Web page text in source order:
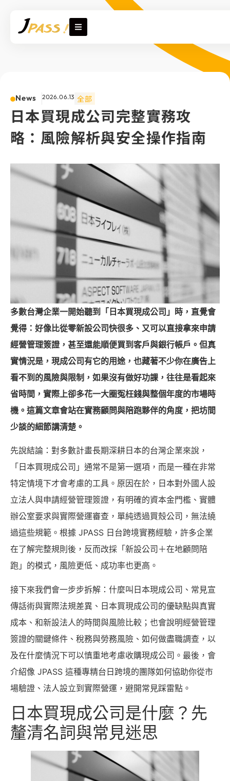
News 2026.06.13 全部
日本買現成公司完整實務攻
略：風險解析與安全操作指南
多數台灣企業一開始聽到「日本買現成公司」時，直覺會
覺得：好像比從零新設公司快很多、又可以直接拿來申請
經營管理簽證，甚至還能順便買到客戶與銀行帳戶。但真
實情況是，現成公司有它的用途，也藏著不少你在廣告上
看不到的風險與限制，如果沒有做好功課，往往是看起來
省時間，實際上卻多花一大圈冤枉錢與整個年度的市場時
機。這篇文章會站在實務顧問與陪跑夥伴的角度，把坊間
少談的細節講清楚。
先說結論：對多數計畫長期深耕日本的台灣企業來說，
「日本買現成公司」通常不是第一選項，而是一種在非常
特定情境下才會考慮的工具。原因在於，日本對外國人設
立法人與申請經營管理簽證，有明確的資本金門檻、實體
辦公室要求與實際營運審查，單純透過買殼公司，無法繞
過這些規範。根據 JPASS 日台跨境實務經驗，許多企業
在了解完整規則後，反而改採「新設公司＋在地顧問陪
跑」的模式，風險更低、成功率也更高。
接下來我們會一步步拆解：什麼叫日本現成公司、常見宣
傳話術與實際法規差異、日本買現成公司的優缺點與真實
成本、和新設法人的時間與風險比較；也會說明經營管理
簽證的關鍵條件、稅務與勞務風險、如何做盡職調查，以
及在什麼情況下可以慎重地考慮收購現成公司。最後，會
介紹像 JPASS 這種專精台日跨境的團隊如何協助你從市
場驗證、法人設立到實際營運，避開常見踩雷點。
日本買現成公司是什麼？先
釐清名詞與常見迷思